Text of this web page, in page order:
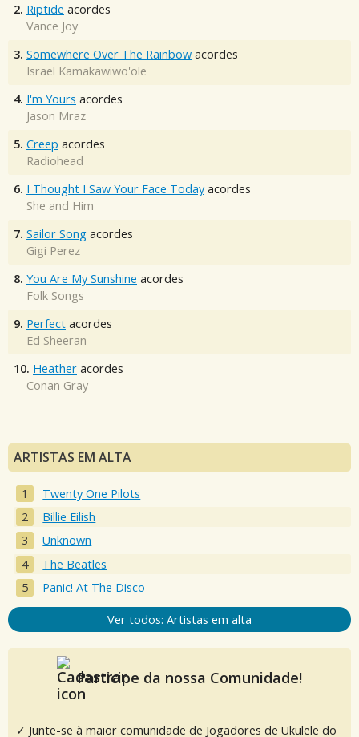
2. Riptide acordes
Vance Joy
3. Somewhere Over The Rainbow acordes
Israel Kamakawiwo'ole
4. I'm Yours acordes
Jason Mraz
5. Creep acordes
Radiohead
6. I Thought I Saw Your Face Today acordes
She and Him
7. Sailor Song acordes
Gigi Perez
8. You Are My Sunshine acordes
Folk Songs
9. Perfect acordes
Ed Sheeran
10. Heather acordes
Conan Gray
ARTISTAS EM ALTA
Twenty One Pilots
Billie Eilish
Unknown
The Beatles
Panic! At The Disco
Ver todos: Artistas em alta
Participe da nossa Comunidade!
✓ Junte-se à maior comunidade de Jogadores de Ukulele do